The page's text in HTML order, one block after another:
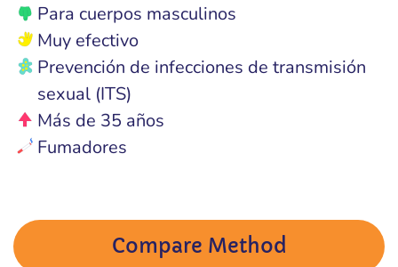
Para cuerpos masculinos
Muy efectivo
Prevención de infecciones de transmisión
sexual (ITS)
Más de 35 años
Fumadores
Compare Method